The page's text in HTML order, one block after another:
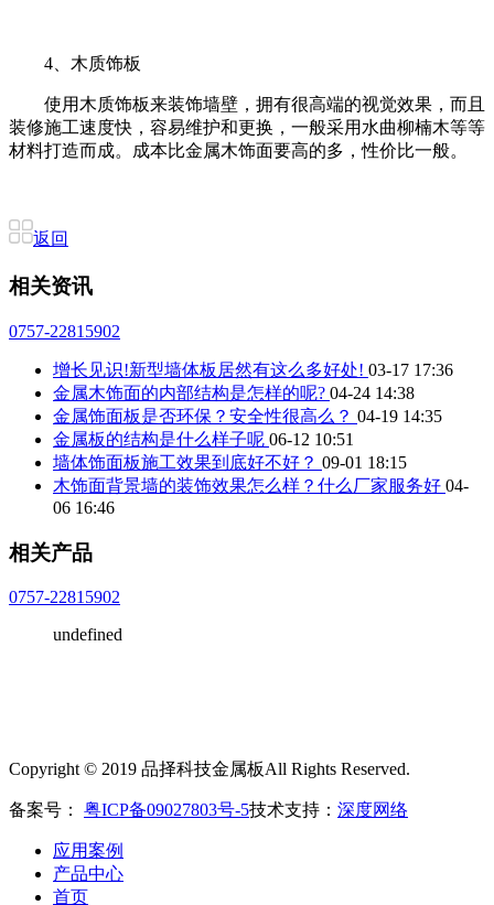
4、木质饰板
使用木质饰板来装饰墙壁，拥有很高端的视觉效果，而且
装修施工速度快，容易维护和更换，一般采用水曲柳楠木等等
材料打造而成。成本比金属木饰面要高的多，性价比一般。
返回
相关资讯
0757-22815902
增长见识!新型墙体板居然有这么多好处! 03-17 17:36
金属木饰面的内部结构是怎样的呢? 04-24 14:38
金属饰面板是否环保？安全性很高么？ 04-19 14:35
金属板的结构是什么样子呢 06-12 10:51
墙体饰面板施工效果到底好不好？ 09-01 18:15
木饰面背景墙的装饰效果怎么样？什么厂家服务好 04-
06 16:46
相关产品
0757-22815902
undefined
Copyright © 2019 品择科技金属板All Rights Reserved.
备案号： 粤ICP备09027803号-5技术支持： 深度网络
应用案例
产品中心
首页